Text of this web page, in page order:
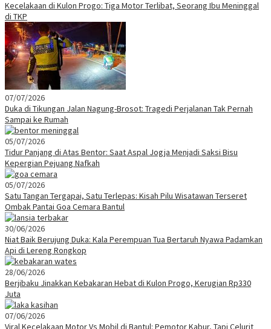
Kecelakaan di Kulon Progo: Tiga Motor Terlibat, Seorang Ibu Meninggal
di TKP
07/07/2026
Duka di Tikungan Jalan Nagung-Brosot: Tragedi Perjalanan Tak Pernah
Sampai ke Rumah
05/07/2026
Tidur Panjang di Atas Bentor: Saat Aspal Jogja Menjadi Saksi Bisu
Kepergian Pejuang Nafkah
05/07/2026
Satu Tangan Tergapai, Satu Terlepas: Kisah Pilu Wisatawan Terseret
Ombak Pantai Goa Cemara Bantul
30/06/2026
Niat Baik Berujung Duka: Kala Perempuan Tua Bertaruh Nyawa Padamkan
Api di Lereng Rongkop
28/06/2026
Berjibaku Jinakkan Kebakaran Hebat di Kulon Progo, Kerugian Rp330
Juta
07/06/2026
Viral Kecelakaan Motor Vs Mobil di Bantul: Pemotor Kabur, Tapi Celurit